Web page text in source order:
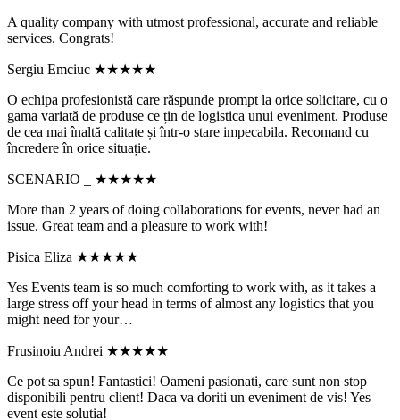
A quality company with utmost professional, accurate and reliable
services. Congrats!
Sergiu Emciuc ★★★★★
O echipa profesionistă care răspunde prompt la orice solicitare, cu o
gama variată de produse ce țin de logistica unui eveniment. Produse
de cea mai înaltă calitate și într-o stare impecabila. Recomand cu
încredere în orice situație.
SCENARIO _
★★★★★
More than 2 years of doing collaborations for events, never had an
issue. Great team and a pleasure to work with!
Pisica Eliza ★★★★★
Yes Events team is so much comforting to work with, as it takes a
large stress off your head in terms of almost any logistics that you
might need for your…
Frusinoiu Andrei ★★★★★
Ce pot sa spun! Fantastici! Oameni pasionati, care sunt non stop
disponibili pentru client! Daca va doriti un eveniment de vis! Yes
event este solutia!